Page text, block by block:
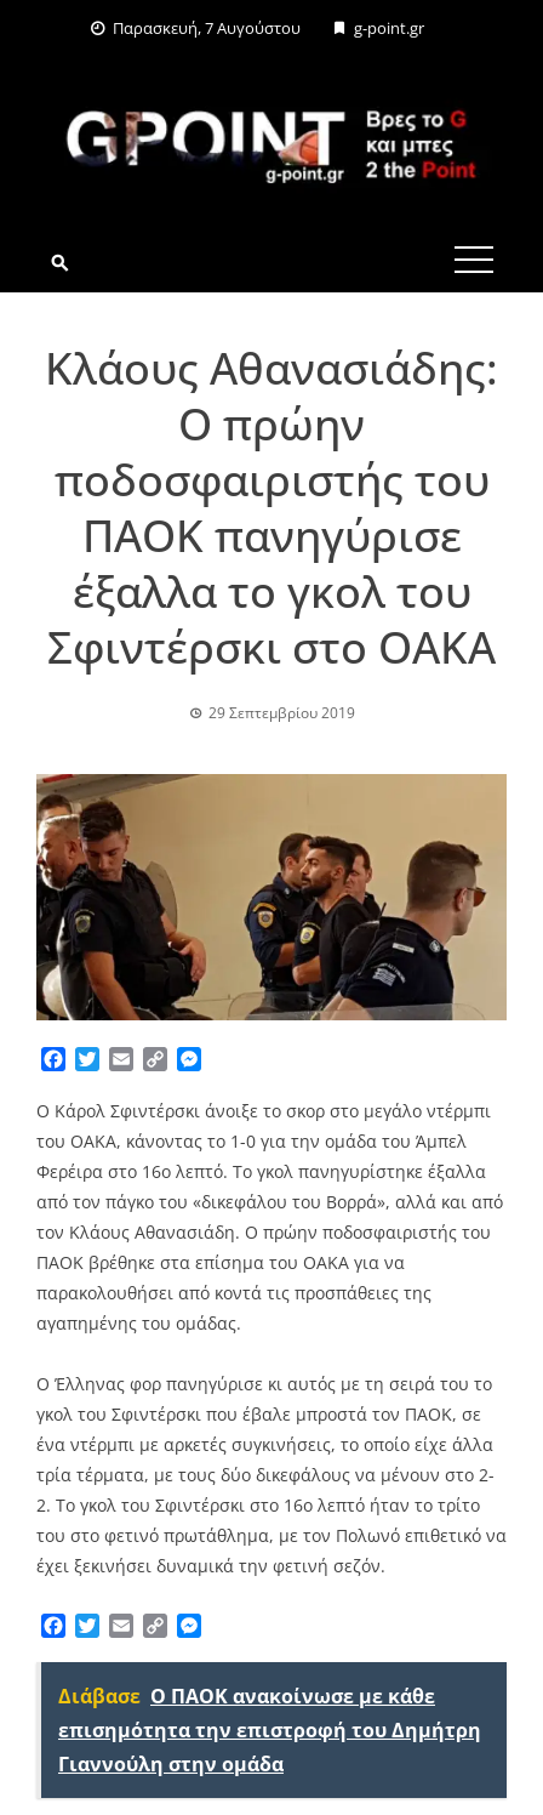
Παρασκευή, 7 Αυγούστου g-point.gr
G-POINT.GR
Κλάους Αθανασιάδης:
Ο πρώην
ποδοσφαιριστής του
ΠΑΟΚ πανηγύρισε
έξαλλα το γκολ του
Σφιντέρσκι στο ΟΑΚΑ
29 Σεπτεμβρίου 2019
Facebook
TwitterEmailCopy
Ο Κάρολ Σφιντέρσκι άνοιξε το σκορ στο μεγάλο ντέρμπι
του ΟΑΚΑ, κάνοντας το 1-0 για την ομάδα του Άμπελ
Φερέιρα στο 16ο λεπτό. Το γκολ πανηγυρίστηκε έξαλλα
από τον πάγκο του «δικεφάλου του Βορρά», αλλά και από
τον Κλάους Αθανασιάδη. Ο πρώην ποδοσφαιριστής του
ΠΑΟΚ βρέθηκε στα επίσημα του ΟΑΚΑ για να
παρακολουθήσει από κοντά τις προσπάθειες της
αγαπημένης του ομάδας.
Ο Έλληνας φορ πανηγύρισε κι αυτός με τη σειρά του το
γκολ του Σφιντέρσκι που έβαλε μπροστά τον ΠΑΟΚ, σε
ένα ντέρμπι με αρκετές συγκινήσεις, το οποίο είχε άλλα
τρία τέρματα, με τους δύο δικεφάλους να μένουν στο 2-
2. Το γκολ του Σφιντέρσκι στο 16ο λεπτό ήταν το τρίτο
του στο φετινό πρωτάθλημα, με τον Πολωνό επιθετικό να
έχει ξεκινήσει δυναμικά την φετινή σεζόν.
Facebook
TwitterEmailCopy
Διάβασε Ο ΠΑΟΚ ανακοίνωσε με κάθε
επισημότητα την επιστροφή του Δημήτρη
Γιαννούλη στην ομάδα